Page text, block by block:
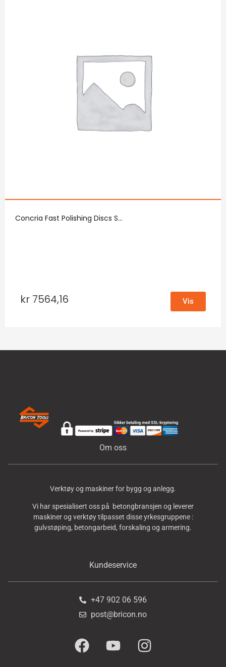
Concria Fast Polishing Discs S...
kr 7564,16 Vis
Om oss
Verktøy og maskiner for bygg og anlegg.
Vi har spesialisert oss på betongbransjen og leverer
maskiner og verktøy tilpasset disse yrkesgruppene :
gulvstøping, betongarbeid, forskaling og armering.
Kundeservice
+47 902 06 596
post@bricon.no